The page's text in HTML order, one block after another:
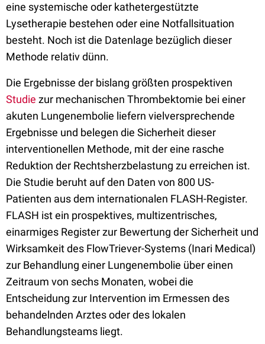
eine systemische oder kathetergestützte
Lysetherapie bestehen oder eine Notfallsituation
besteht. Noch ist die Datenlage bezüglich dieser
Methode relativ dünn.
Die Ergebnisse der bislang größten prospektiven
Studie zur mechanischen Thrombektomie bei einer
akuten Lungenembolie liefern vielversprechende
Ergebnisse und belegen die Sicherheit dieser
interventionellen Methode, mit der eine rasche
Reduktion der Rechtsherzbelastung zu erreichen ist.
Die Studie beruht auf den Daten von 800 US-
Patienten aus dem internationalen FLASH-Register.
FLASH ist ein prospektives, multizentrisches,
einarmiges Register zur Bewertung der Sicherheit und
Wirksamkeit des FlowTriever-Systems (Inari Medical)
zur Behandlung einer Lungenembolie über einen
Zeitraum von sechs Monaten, wobei die
Entscheidung zur Intervention im Ermessen des
behandelnden Arztes oder des lokalen
Behandlungsteams liegt.